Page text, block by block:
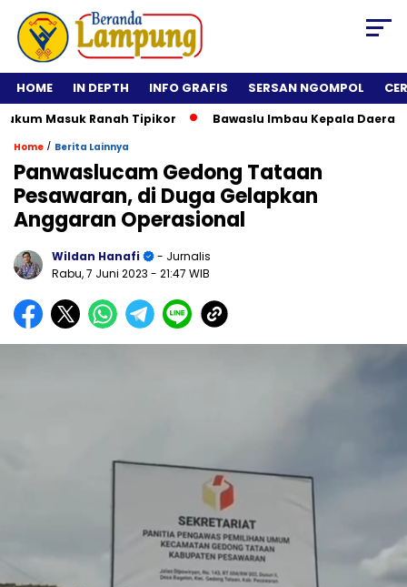
HOME IN DEPTH INFO GRAFIS SERSAN NGOMPOL
Masuk Ranah Tipikor Bawaslu Imbau Kepala Daerah
Home / Berita Lainnya
Panwaslucam Gedong Tataan
Pesawaran, di Duga Gelapkan
Anggaran Operasional
Wildan Hanafi
- Jurnalis
Rabu, 7 Juni 2023 - 21:47 WIB